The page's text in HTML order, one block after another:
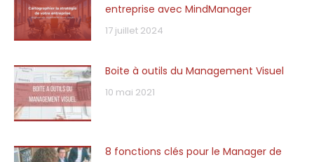
entreprise avec MindManager
17 juillet 2024
Boite à outils du Management Visuel
10 mai 2021
8 fonctions clés pour le Manager de